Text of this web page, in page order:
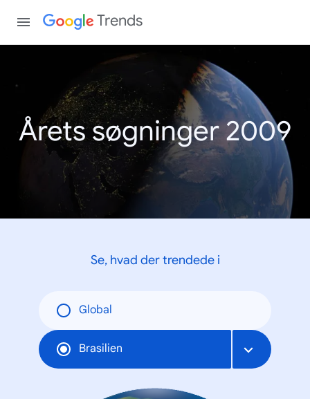
Trends
Årets søgninger 2009
Se, hvad der trendede i
Global
Brasilien